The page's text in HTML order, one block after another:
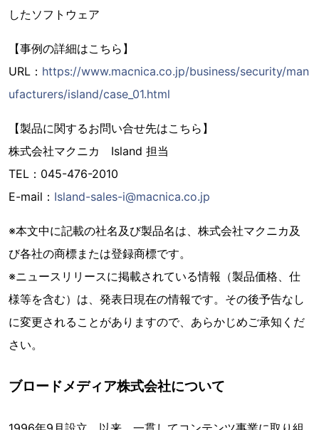
したソフトウェア
【事例の詳細はこちら】
URL： https://www.macnica.co.jp/business/security/man
ufacturers/island/case_01.html
【製品に関するお問い合せ先はこちら】
株式会社マクニカ Island 担当
TEL：045-476-2010
E-mail： Island-sales-i@macnica.co.jp
※本文中に記載の社名及び製品名は、株式会社マクニカ及
び各社の商標または登録商標です。
※ニュースリリースに掲載されている情報（製品価格、仕
様等を含む）は、発表日現在の情報です。その後予告なし
に変更されることがありますので、あらかじめご承知くだ
さい。
ブロードメディア株式会社について